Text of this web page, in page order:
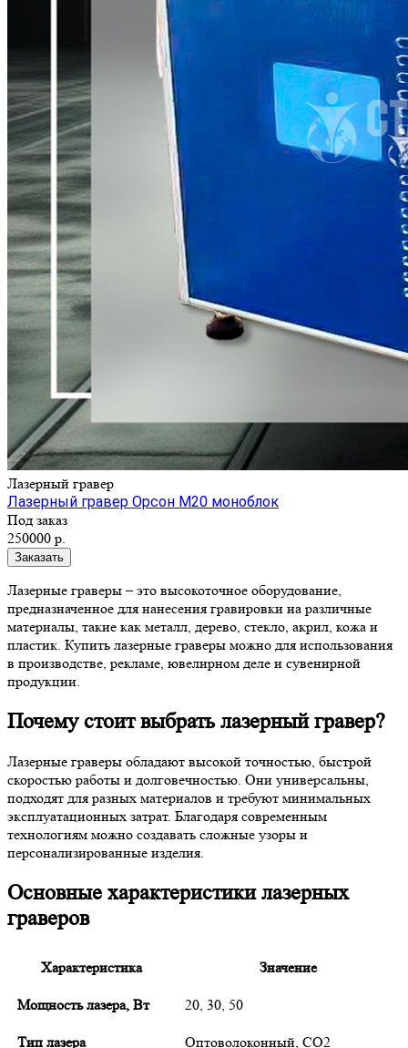
Лазерный гравер
Лазерный гравер Орсон M20 моноблок
Под заказ
250000 р.
Заказать
Лазерные граверы – это высокоточное оборудование,
предназначенное для нанесения гравировки на различные
материалы, такие как металл, дерево, стекло, акрил, кожа и
пластик. Купить лазерные граверы можно для использования
в производстве, рекламе, ювелирном деле и сувенирной
продукции.
Почему стоит выбрать лазерный гравер?
Лазерные граверы обладают высокой точностью, быстрой
скоростью работы и долговечностью. Они универсальны,
подходят для разных материалов и требуют минимальных
эксплуатационных затрат. Благодаря современным
технологиям можно создавать сложные узоры и
персонализированные изделия.
Основные характеристики лазерных
граверов
Характеристика Значение
Мощность лазера, Вт 20, 30, 50
Тип лазера Оптоволоконный, CO2